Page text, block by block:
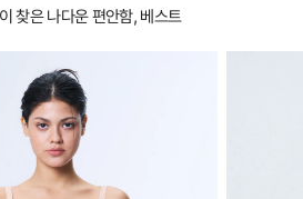
찾은 나다운 편안함, 베스트